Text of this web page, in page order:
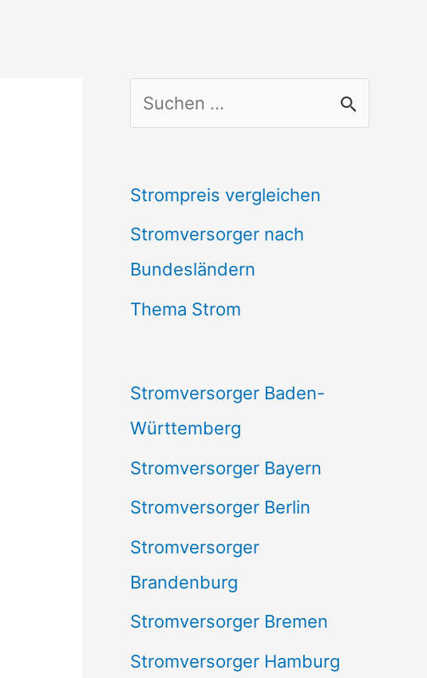
u
h
e
n
n
Strompreis vergleichen
Stromversorger nach
Bundesländern
Thema Strom
Stromversorger Baden-
Württemberg
Stromversorger Bayern
Stromversorger Berlin
Stromversorger
Brandenburg
Stromversorger Bremen
Stromversorger Hamburg